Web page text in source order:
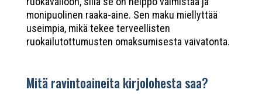
monipuolinen raaka-aine. Sen maku miellyttää
useimpia, mikä tekee terveellisten
ruokailutottumusten omaksumisesta vaivatonta.
Mitä ravintoaineita kirjolohesta saa?